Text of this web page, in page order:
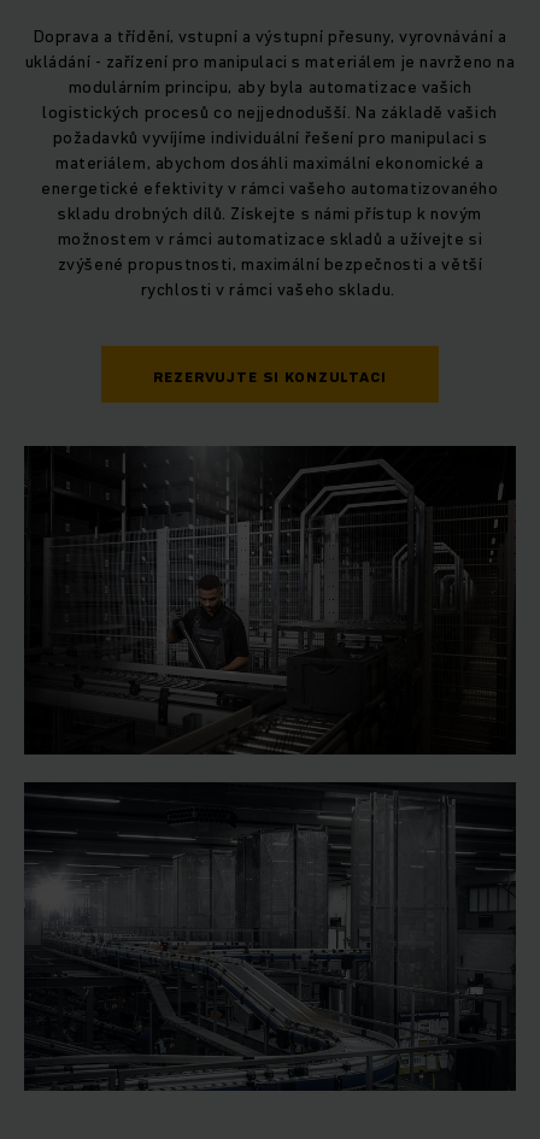
Doprava a třídění, vstupní a výstupní přesuny, vyrovnávání a
ukládání - zařízení pro manipulaci s materiálem je navrženo na
modulárním principu, aby byla automatizace vašich
logistických procesů co nejjednodušší. Na základě vašich
požadavků vyvíjíme individuální řešení pro manipulaci s
materiálem, abychom dosáhli maximální ekonomické a
energetické efektivity v rámci vašeho automatizovaného
skladu drobných dílů. Získejte s námi přístup k novým
možnostem v rámci automatizace skladů a užívejte si
zvýšené propustnosti, maximální bezpečnosti a větší
rychlosti v rámci vašeho skladu.
REZERVUJTE SI KONZULTACI